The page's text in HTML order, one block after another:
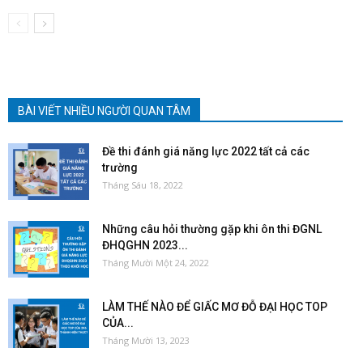
BÀI VIẾT NHIỀU NGƯỜI QUAN TÂM
Đề thi đánh giá năng lực 2022 tất cả các
trường
Tháng Sáu 18, 2022
Những câu hỏi thường gặp khi ôn thi ĐGNL
ĐHQGHN 2023...
Tháng Mười Một 24, 2022
LÀM THẾ NÀO ĐỂ GIẤC MƠ ĐỖ ĐẠI HỌC TOP
CỦA...
Tháng Mười 13, 2023